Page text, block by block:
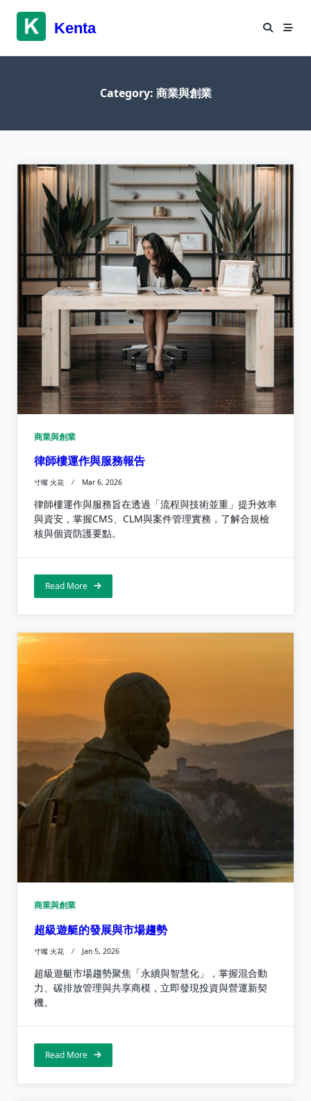
content
Kenta
Category: 商業與創業
商業與創業
律師樓運作與服務報告
寸嘴 火花 Mar 6, 2026
律師樓運作與服務旨在透過「流程與技術並重」提升效率
與資安，掌握CMS、CLM與案件管理實務，了解合規檢
核與個資防護要點。
Read More
商業與創業
超級遊艇的發展與市場趨勢
寸嘴 火花 Jan 5, 2026
超級遊艇市場趨勢聚焦「永續與智慧化」，掌握混合動
力、碳排放管理與共享商模，立即發現投資與營運新契
機。
Read More